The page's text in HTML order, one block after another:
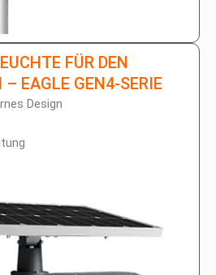
FÜR DEN A
EAGLE GEN4-SERIE
Design